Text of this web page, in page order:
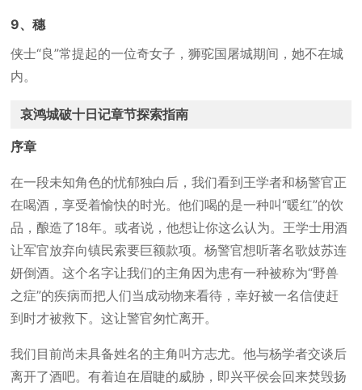
9、穗
侠士“良”常提起的一位奇女子，狮驼国屠城期间，她不在城
内。
哀鸿城破十日记章节探索指南
序章
在一段未知角色的忧郁独白后，我们看到王学者和杨警官正
在喝酒，享受着愉快的时光。他们喝的是一种叫“暖红”的饮
品，酿造了18年。或者说，他想让你这么认为。王学士用酒
让军官放弃向镇民索要巨额款项。杨警官想听著名歌妓苏连
妍倒酒。这个名字让我们的主角因为患有一种被称为“野兽
之症”的疾病而把人们当成动物来看待，幸好被一名信使赶
到时才被救下。这让警官匆忙离开。
我们目前尚未具备姓名的主角叫方志尤。他与杨学者交谈后
离开了酒吧。有着迫在眉睫的威胁，即兴平侯会回来焚毁扬